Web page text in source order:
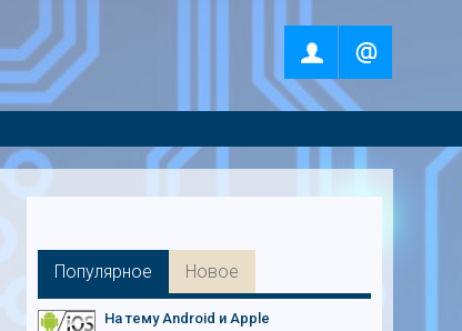
Популярное Новое
На тему Android и Apple